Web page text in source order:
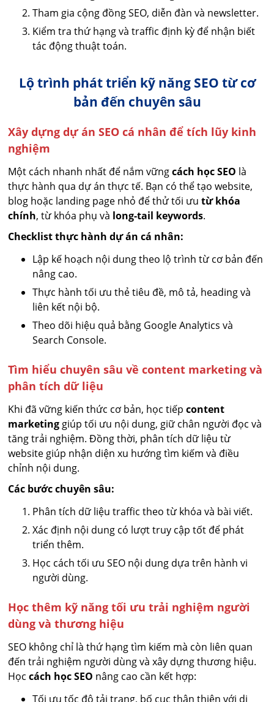
Tham gia cộng đồng SEO, diễn đàn và newsletter.
Kiểm tra thứ hạng và traffic định kỳ để nhận biết
tác động thuật toán.
Lộ trình phát triển kỹ năng SEO từ cơ
bản đến chuyên sâu
Xây dựng dự án SEO cá nhân để tích lũy kinh
nghiệm
Một cách nhanh nhất để nắm vữngcách học SEO là
thực hành qua dự án thực tế. Bạn có thể tạo website,
blog hoặc landing page nhỏ để thử tối ưutừ khóa
chính, từ khóa phụ và long-tail keywords.
Checklist thực hành dự án cá nhân:
Lập kế hoạch nội dung theo lộ trình từ cơ bản đến
nâng cao.
Thực hành tối ưu thẻ tiêu đề, mô tả, heading và
liên kết nội bộ.
Theo dõi hiệu quả bằng Google Analytics và
Search Console.
Tìm hiểu chuyên sâu về content marketing và
phân tích dữ liệu
Khi đã vững kiến thức cơ bản, học tiếpcontent
marketing giúp tối ưu nội dung, giữ chân người đọc và
tăng trải nghiệm. Đồng thời, phân tích dữ liệu từ
website giúp nhận diện xu hướng tìm kiếm và điều
chỉnh nội dung.
Các bước chuyên sâu:
Phân tích dữ liệu traffic theo từ khóa và bài viết.
Xác định nội dung có lượt truy cập tốt để phát
triển thêm.
Học cách tối ưu SEO nội dung dựa trên hành vi
người dùng.
Học thêm kỹ năng tối ưu trải nghiệm người
dùng và thương hiệu
SEO không chỉ là thứ hạng tìm kiếm mà còn liên quan
đến trải nghiệm người dùng và xây dựng thương hiệu.
Họccách học SEO nâng cao cần kết hợp:
Tối ưu tốc độ tải trang, bố cục thân thiện với di